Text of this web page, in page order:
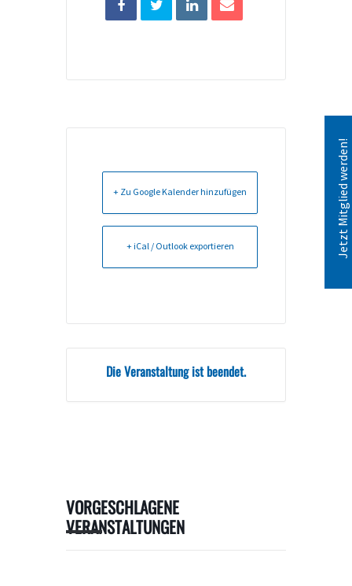
+ Zu Google Kalender hinzufügen
+ iCal / Outlook exportieren
Die Veranstaltung ist beendet.
VORGESCHLAGENE
VERANSTALTUNGEN
Jetzt Mitglied werden!